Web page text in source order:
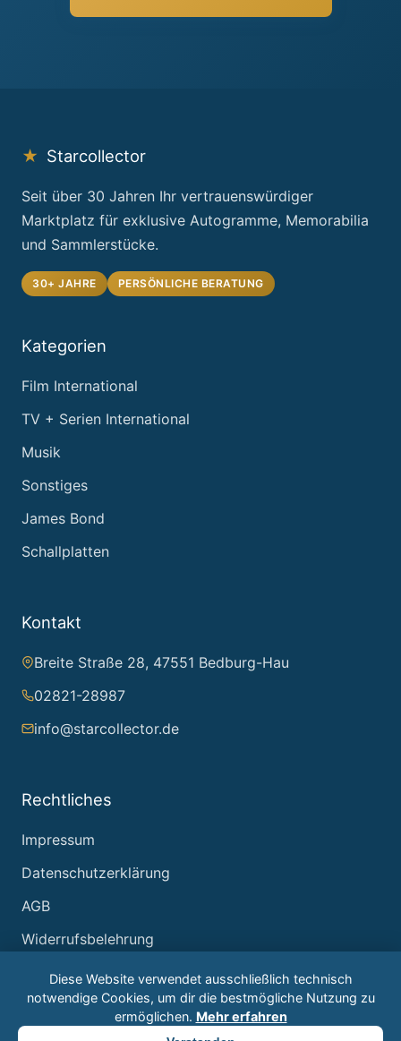
★ Starcollector
Seit über 30 Jahren Ihr vertrauenswürdiger
Marktplatz für exklusive Autogramme, Memorabilia
und Sammlerstücke.
30+ JAHRE PERSÖNLICHE BERATUNG
Kategorien
Film International
TV + Serien International
Musik
Sonstiges
James Bond
Schallplatten
Kontakt
Breite Straße 28, 47551 Bedburg-Hau
02821-28987
info@starcollector.de
Rechtliches
Impressum
Datenschutzerklärung
AGB
Widerrufsbelehrung
© 2026 Starcollector – Jürgen Reintjes. Alle Rechte
Diese Website verwendet ausschließlich technisch
notwendige Cookies, um dir die bestmögliche Nutzung zu
ermöglichen. Mehr erfahren